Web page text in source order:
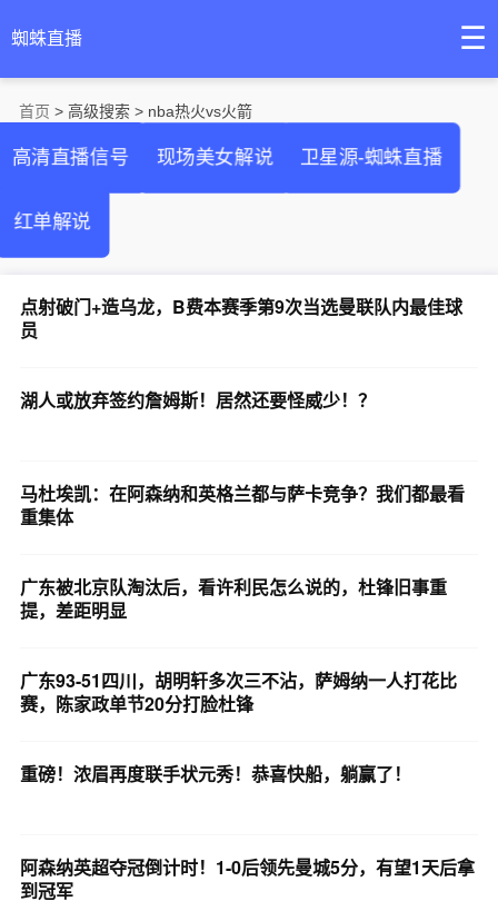
蜘蛛直播 ☰
首页 > 高级搜索 > nba热火vs火箭
高清直播信号 现场美女解说 卫星源-蜘蛛直播
红单解说
点射破门+造乌龙，B费本赛季第9次当选曼联队内最佳球
员
湖人或放弃签约詹姆斯！居然还要怪威少！？
马杜埃凯：在阿森纳和英格兰都与萨卡竞争？我们都最看
重集体
广东被北京队淘汰后，看许利民怎么说的，杜锋旧事重
提，差距明显
广东93-51四川，胡明轩多次三不沾，萨姆纳一人打花比
赛，陈家政单节20分打脸杜锋
重磅！浓眉再度联手状元秀！恭喜快船，躺赢了！
阿森纳英超夺冠倒计时！1-0后领先曼城5分，有望1天后拿
到冠军